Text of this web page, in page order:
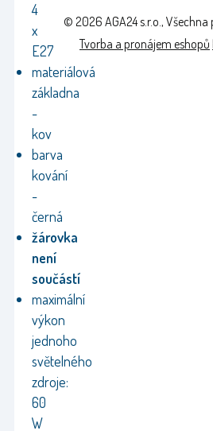
4
x
E27
materiálová
základna
-
kov
barva
kování
-
černá
žárovka
není
součástí
maximální
výkon
jednoho
světelného
zdroje:
60
W
© 2026 AGA24 s.r.o.,
Tvorba a pronájem eshopů